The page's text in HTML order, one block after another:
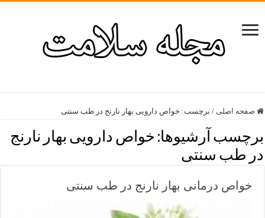
صفحه اصلی / برچسب: خواص دارویی بهار نارنج در طب سنتی
برچسب آرشیوها: خواص دارویی بهار نارنج
در طب سنتی
خواص درمانی بهار نارنج در طب سنتی